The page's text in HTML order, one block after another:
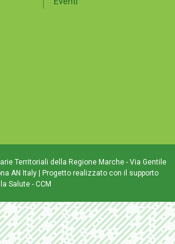
Territoriali della Regione Marche - Via Gentile
AN Italy | Progetto realizzato con il supporto
Salute - CCM